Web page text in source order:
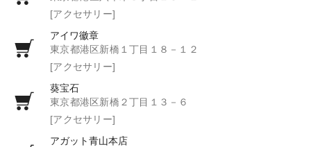
[アクセサリー]
アイワ徽章
東京都港区新橋１丁目１８－１２
[アクセサリー]
葵宝石
東京都港区新橋２丁目１３－６
[アクセサリー]
アガット青山本店